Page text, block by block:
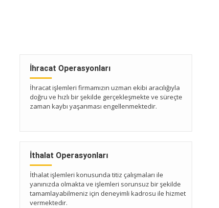
İhracat Operasyonları
İhracat işlemleri firmamızın uzman ekibi aracılığıyla
doğru ve hızlı bir şekilde gerçekleşmekte ve süreçte
zaman kaybı yaşanması engellenmektedir.
İthalat Operasyonları
İthalat işlemleri konusunda titiz çalışmaları ile
yanınızda olmakta ve işlemleri sorunsuz bir şekilde
tamamlayabilmeniz için deneyimli kadrosu ile hizmet
vermektedir.